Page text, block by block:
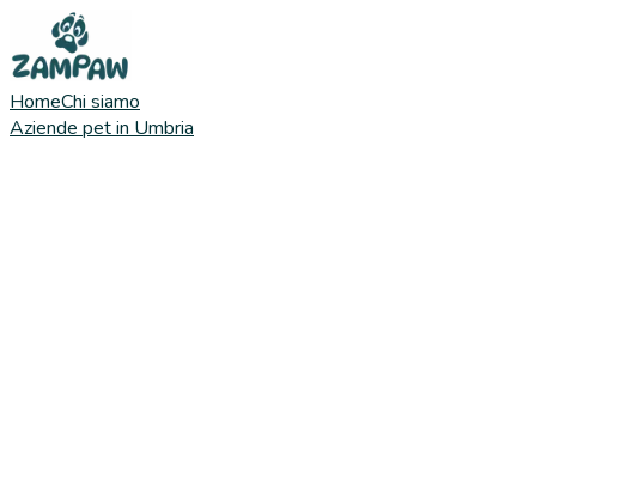
HomeChi siamo
Aziende pet in Umbria